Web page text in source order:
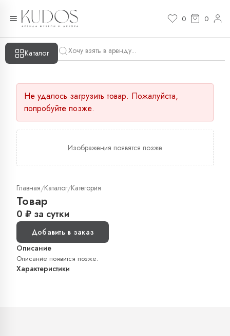
0 0
Каталог
Не удалось загрузить товар. Пожалуйста,
попробуйте позже.
Изображения появятся позже
Главная/Каталог/Категория
Товар
0 ₽ за сутки
Добавить в заказ
Описание
Описание появится позже.
Характеристики